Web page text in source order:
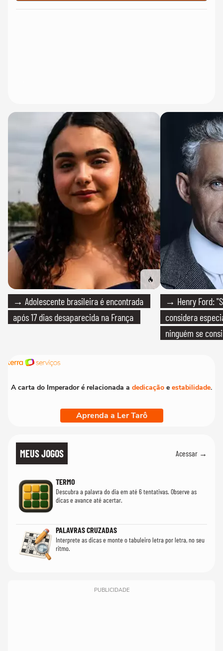
→ Adolescente brasileira é encontrada
após 17 dias desaparecida na França
→ Henry Ford:
considera
ninguém se
A carta do Imperador é relacionada a dedicação e estabilidade.
Aprenda a Ler Tarô
MEUS JOGOS Acessar →
TERMO
Descubra a palavra do dia em até 6 tentativas. Observe as
dicas e avance até acertar.
PALAVRAS CRUZADAS
Interprete as dicas e monte o tabuleiro letra por letra, no seu
ritmo.
PUBLICIDADE